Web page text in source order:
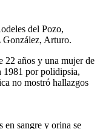
del Pozo,
Arturo.
22 años y una mujer de
1981 por polidipsia,
no mostró hallazgos
en sangre y orina se